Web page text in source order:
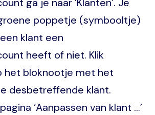
poppetje (symbooltje)
klant een
heeft of niet. Klik
het bloknootje met het
desbetreffende klant.
‘Aanpassen van klant …’